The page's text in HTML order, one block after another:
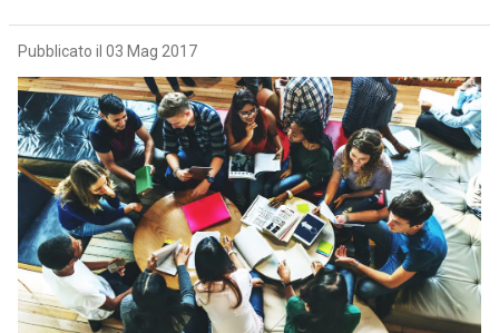
Pubblicato il 03 Mag 2017